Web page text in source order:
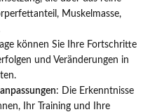
Muskelmasse,
können Sie Ihre Fortschritte
und Veränderungen in
: Die Erkenntnisse
Ihr Training und Ihre